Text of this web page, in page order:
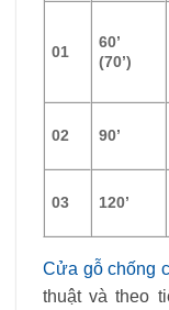
01
60’
(70’)
02 90’
03 120’
Cửa gỗ chống
thuật và theo